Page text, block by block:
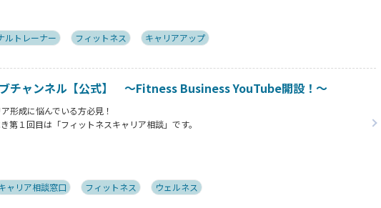
なっています。専門スキルを活かす新たなステージの魅力とは⁉
ルトレーナー フィットネス キャリアアップ
チャンネル【公式】 ～Fitness Business YouTube開設！～
形成に悩んでいる方必見！
第１回目は「フィットネスキャリア相談」です。
無料相談窓口」にお寄せいただいた実際のご相談をYouTubeで紹介し、その問題解決までの考
しながら学べる内容となっております。
ャリア相談窓口 フィットネス ウェルネス